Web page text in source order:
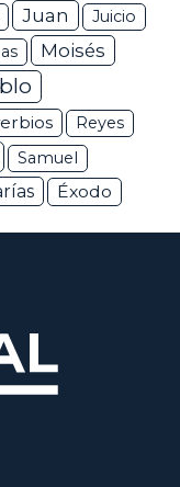
Juan
Juicio
Moisés
Reyes
Samuel
Éxodo